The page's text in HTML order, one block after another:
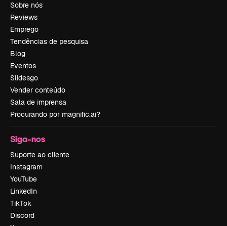
Sobre nós
Reviews
Emprego
Tendências de pesquisa
Blog
Eventos
Slidesgo
Vender conteúdo
Sala de imprensa
Procurando por magnific.ai?
Siga-nos
Suporte ao cliente
Instagram
YouTube
LinkedIn
TikTok
Discord